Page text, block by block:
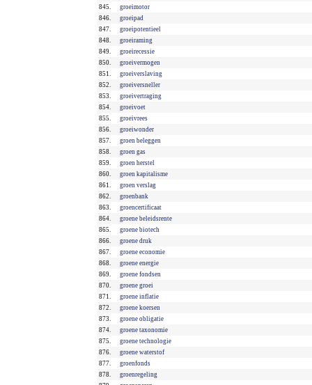
845.
groeimotor
846.
groeipad
847.
groeipotentieel
848.
groeiraming
849.
groeirecessie
850.
groeivermogen
851.
groeiverslaving
852.
groeiversneller
853.
groeivertraging
854.
groeivoet
855.
groeivrees
856.
groeiwonder
857.
groen beleggen
858.
groen gas
859.
groen herstel
860.
groen kapitalisme
861.
groen verslag
862.
groenbank
863.
groencertificaat
864.
groene beleidsrente
865.
groene biotech
866.
groene druk
867.
groene economie
868.
groene energie
869.
groene fondsen
870.
groene groei
871.
groene inflatie
872.
groene koersen
873.
groene obligatie
874.
groene taxonomie
875.
groene technologie
876.
groene waterstof
877.
groenfonds
878.
groenregeling